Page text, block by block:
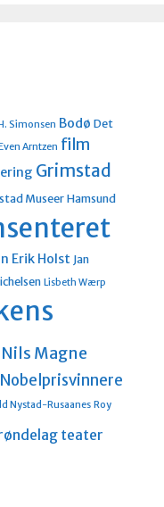
Simonsen Bodø Det
Arntzen film
Grimstad
MuseerHamsund
Erik Holst Jan
Lisbeth Wærp
Nils Magne
Nobelprisvinnere
Nystad-Rusaanes Roy
teater